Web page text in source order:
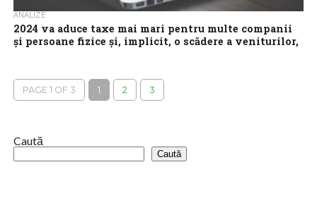
ANALIZE
2024 va aduce taxe mai mari pentru multe companii
şi persoane fizice şi, implicit, o scădere a veniturilor,
persoane fizice şi, implicit, o scădere a veniturilor, a consumului,
a...PAGE 1 OF 3 1 2 3
Caută
Caută